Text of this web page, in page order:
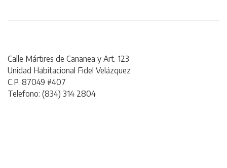
Calle Mártires de Cananea y Art. 123
Unidad Habitacional Fidel Velázquez
C.P. 87049 #407
Telefono: (834) 314 2804